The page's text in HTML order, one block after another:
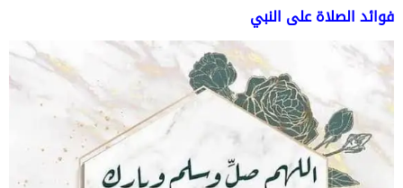
فوائد الصلاة على النبي